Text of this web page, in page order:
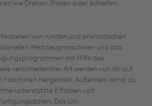
wie Drehen, Fräsen oder Schleifen.
von runden und prismatischen
Werkzeugmaschinen und das
mit Hilfe des
verschiedenster Art werden von dir auf
Maschinen hergestellt. Außerdem lernst du
Erfassen von
Das Um